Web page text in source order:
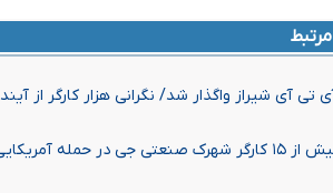
تی آی شیراز واگذار شد/ نگرانی هزار کارگر از
حمله آمریکایی صهیونی